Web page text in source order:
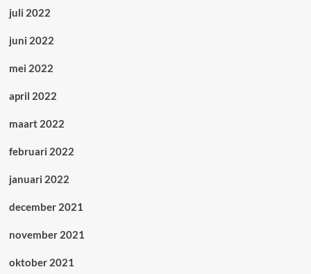
juli 2022
juni 2022
mei 2022
april 2022
maart 2022
februari 2022
januari 2022
december 2021
november 2021
oktober 2021